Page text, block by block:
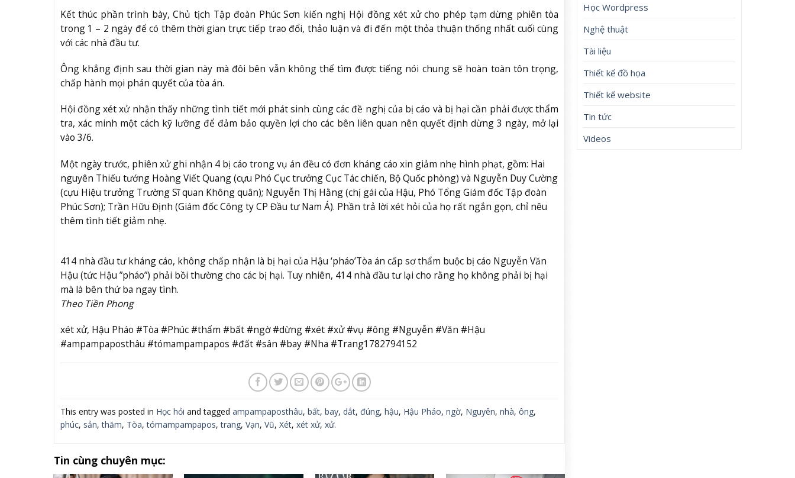
Kết thúc phần trình bày, Chủ tịch Tập đoàn Phúc Sơn kiến nghị Hội đồng xét xử cho phép tạm dừng phiên tòa
trong 1 – 2 ngày để có thêm thời gian trực tiếp trao đổi, thảo luận và đi đến một thỏa thuận thống nhất cuối cùng
với các nhà đầu tư.
Ông khẳng định sau thời gian này mà đôi bên vẫn không thể tìm được tiếng nói chung sẽ hoàn toàn tôn trọng,
chấp hành mọi phán quyết của tòa án.
Hội đồng xét xử nhận thấy những tình tiết mới phát sinh cùng các đề nghị của bị cáo và bị hại cần phải được thẩm
tra, xác minh một cách kỹ lưỡng để đảm bảo quyền lợi cho các bên liên quan nên quyết định dừng 3 ngày, mở lại
vào 3/6.
Một ngày trước, phiên xử ghi nhận 4 bị cáo trong vụ án đều có đơn kháng cáo xin giảm nhẹ hình phạt, gồm: Hai
nguyên Thiếu tướng Hoàng Viết Quang (cựu Phó Cục trưởng Cục Tác chiến, Bộ Quốc phòng) và Nguyễn Duy Cường
(cựu Hiệu trưởng Trường Sĩ quan Không quân); Nguyễn Thị Hằng (chị gái của Hậu, Phó Tổng Giám đốc Tập đoàn
Phúc Sơn); Trần Hữu Định (Giám đốc Công ty CP Đầu tư Nam Á). Phần trả lời xét hỏi của họ rất ngắn gọn, chỉ nêu
thêm tình tiết giảm nhẹ.
414 nhà đầu tư kháng cáo, không chấp nhận là bị hại của Hậu ‘pháo’Tòa án cấp sơ thẩm buộc bị cáo Nguyễn Văn
Hậu (tức Hậu ”pháo”) phải bồi thường cho các bị hại. Tuy nhiên, 414 nhà đầu tư lại cho rằng họ không phải bị hại
mà là bên thứ ba ngay tình.
Theo Tiền Phong
xét xử, Hậu Pháo #Tòa #Phúc #thẩm #bất #ngờ #dừng #xét #xử #vụ #ông #Nguyễn #Văn #Hậu
#ampampaposthâu #tómampampapos #đất #sân #bay #Nha #Trang1782794152
This entry was posted in Học hỏi and tagged ampampaposthâu, bất, bay, dắt, đúng, hậu, Hậu Pháo, ngờ, Nguyên, nhà, ông,
phúc, sản,thăm, Tòa,tómampampapos,trang, Vạn, Vũ, Xét, xét xử, xử.
Tin cùng chuyên mục:
Học Wordpress
Nghệ thuật
Tài liệu
Thiết kế đồ họa
Thiết kế website
Tin tức
Videos